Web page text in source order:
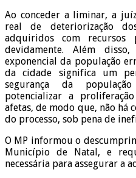
Ao conceder a liminar, a
real de deteriorização
adquiridos com recursos
devidamente. Além
exponencial da população
da cidade significa um
segurança da
potencializar a
afetas, de modo que, não há
do processo, sob pena de
O MP informou o
Município de Natal, e
necessária para assegurar a